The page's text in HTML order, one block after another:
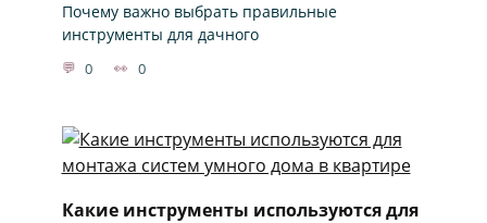
Почему важно выбрать правильные
инструменты для дачного
0 0
Какие инструменты используются для